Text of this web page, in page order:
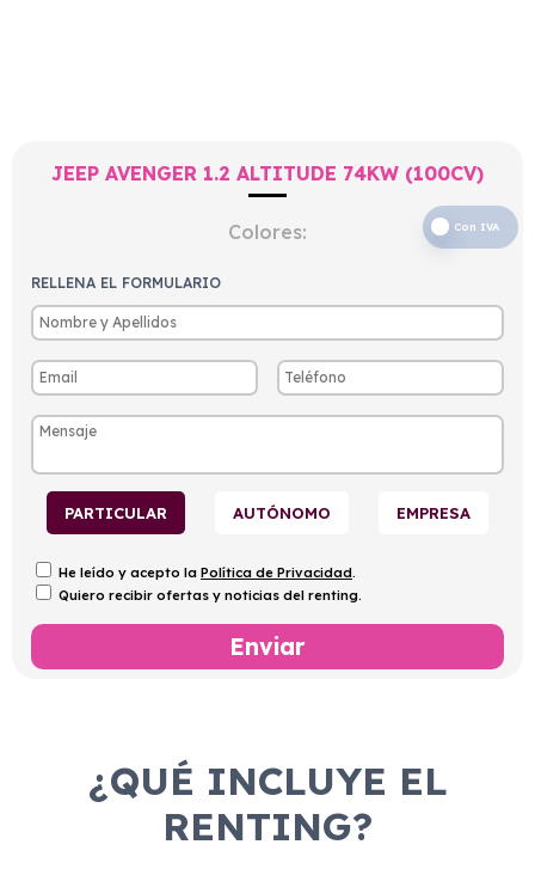
JEEP AVENGER 1.2 ALTITUDE 74KW (100CV)
Con IVA
Colores:
RELLENA EL FORMULARIO
PARTICULAR AUTÓNOMO EMPRESA
He leído y acepto la Política de Privacidad.
Quiero recibir ofertas y noticias del renting.
¿QUÉ INCLUYE EL
RENTING?